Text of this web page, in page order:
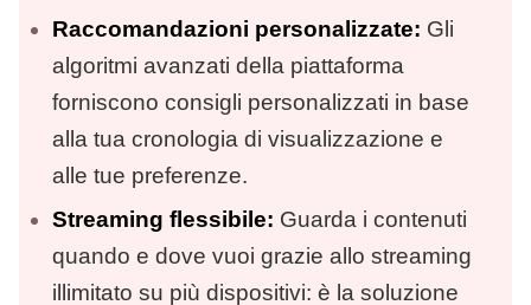
Raccomandazioni personalizzate: Gli
algoritmi avanzati della piattaforma
forniscono consigli personalizzati in base
alla tua cronologia di visualizzazione e
alle tue preferenze.
Streaming flessibile: Guarda i contenuti
quando e dove vuoi grazie allo streaming
illimitato su più dispositivi: è la soluzione